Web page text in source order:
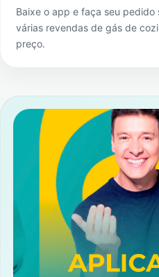
Baixe o app e faça seu pedido
várias revendas de gás de
preço.